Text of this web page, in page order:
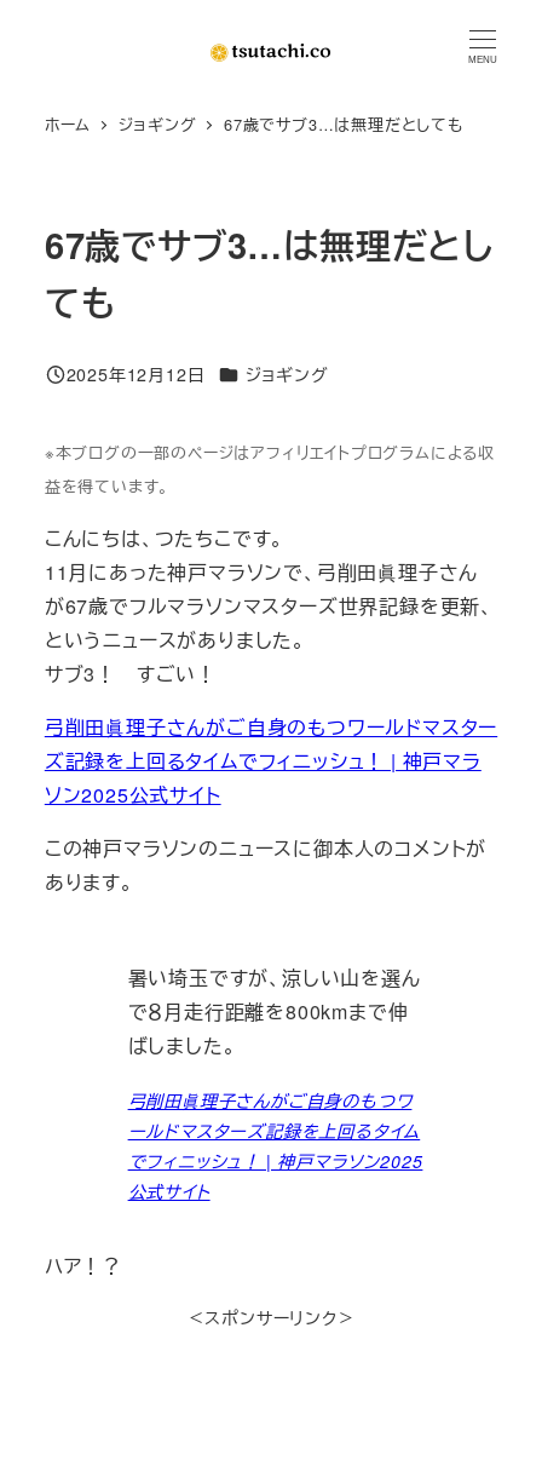
MENU
ホーム ジョギング 67歳でサブ3…は無理だとしても
67歳でサブ3…は無理だとし
ても
投稿日
2025年12月12日 カテゴリー
ジョギング
※本ブログの一部のページはアフィリエイトプログラムによる収
益を得ています。
こんにちは、つたちこです。
11月にあった神戸マラソンで、弓削田眞理子さん
が67歳でフルマラソンマスターズ世界記録を更新、
というニュースがありました。
サブ3！ すごい！
弓削田眞理子さんがご自身のもつワールドマスター
ズ記録を上回るタイムでフィニッシュ！ | 神戸マラ
ソン2025公式サイト
この神戸マラソンのニュースに御本人のコメントが
あります。
暑い埼玉ですが、涼しい山を選ん
で８月走行距離を800kmまで伸
ばしました。
弓削田眞理子さんがご自身のもつワ
ールドマスターズ記録を上回るタイム
でフィニッシュ！ | 神戸マラソン2025
公式サイト
ハア！？
＜スポンサーリンク＞